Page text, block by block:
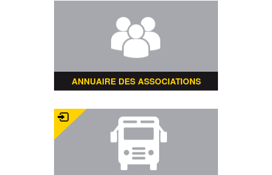
ANNUAIRE DES ASSOCIATIONS